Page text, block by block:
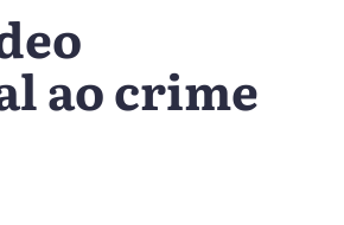
ao crime